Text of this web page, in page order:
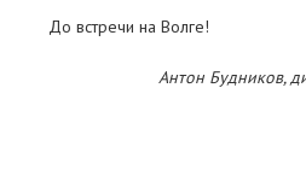
До встречи на Волге!
Антон Будников,